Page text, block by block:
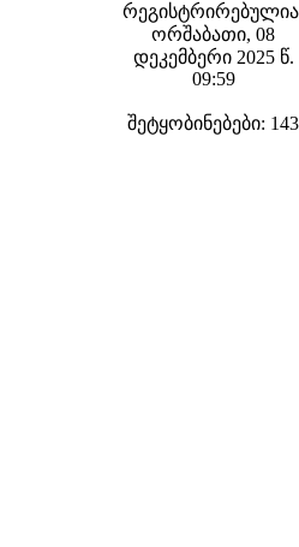
ორშაბათი, 08
დეკემბერი 2025 წ.
09:59
შეტყობინებები: 143